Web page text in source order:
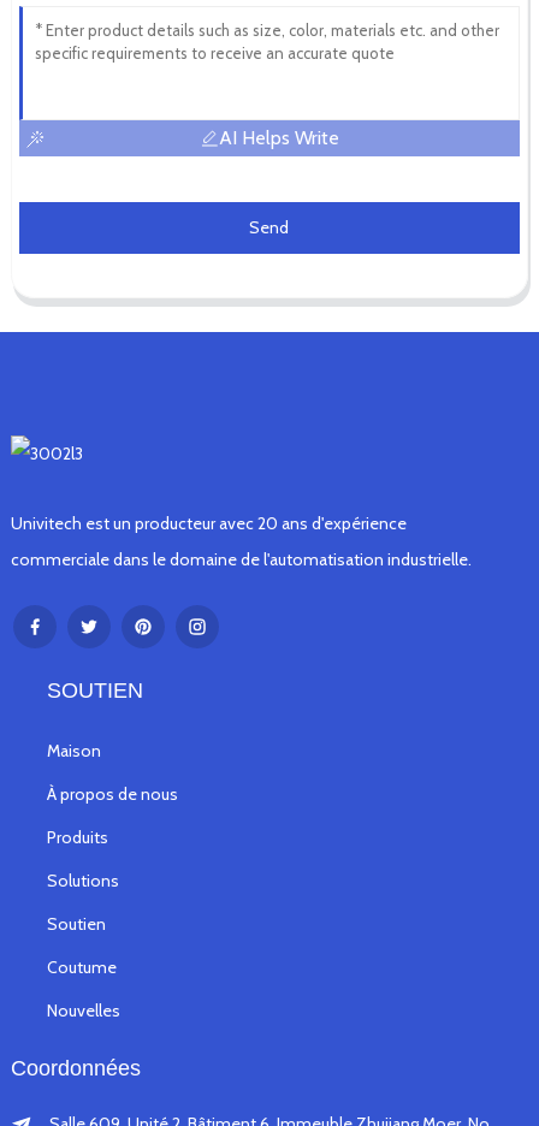
AI Helps Write
Send
Univitech est un producteur avec 20 ans d'expérience
commerciale dans le domaine de l'automatisation industrielle.
SOUTIEN
Maison
À propos de nous
Produits
Solutions
Soutien
Coutume
Nouvelles
Coordonnées